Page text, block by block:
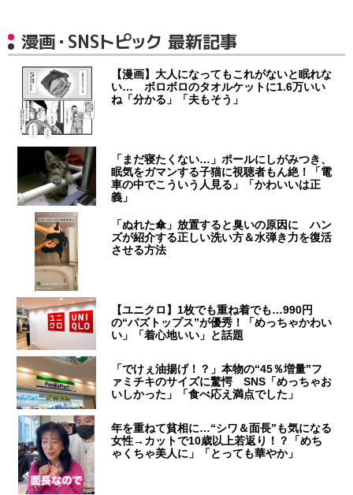
漫画・SNSトピック 最新記事
【漫画】大人になってもこれがないと眠れな
い… ボロボロのタオルケットに1.6万いい
ね「分かる」「夫もそう」
「まだ寝たくない…」ポールにしがみつき、
眠気をガマンする子猫に視聴者もん絶！「電
車の中でこういう人見る」「かわいいは正
義」
「ぬれた傘」放置すると臭いの原因に ハン
ズが紹介する正しい洗い方＆水弾き力を復活
させる方法
【ユニクロ】1枚でも重ね着でも…990円
の“バズトップス”が優秀！「めっちゃかわい
い」「着心地いい」と話題
「でけぇ油揚げ！？」本物の“45％増量”フ
ァミチキのサイズに驚愕 SNS「めっちゃお
いしかった」「食べ応え満点でした」
年を重ねて貧相に…“シワ＆面長”も気になる
女性→カットで10歳以上若返り！？「めち
ゃくちゃ美人に」「とっても華やか」